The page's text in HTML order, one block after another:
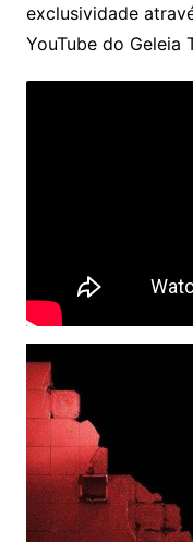
exclusividade
YouTube do Geleia